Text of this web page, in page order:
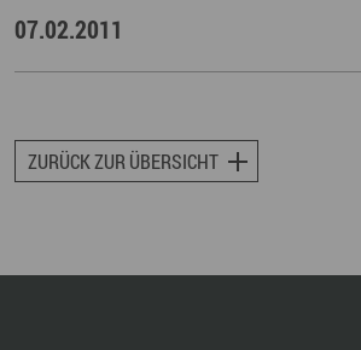
07.02.2011
ZURÜCK ZUR ÜBERSICHT